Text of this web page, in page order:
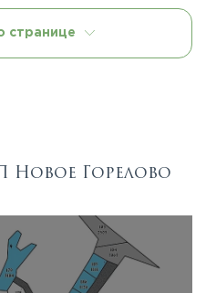
странице
Новое Горелово